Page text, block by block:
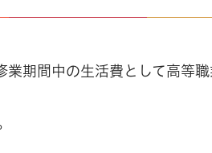
期間中の生活費として高等